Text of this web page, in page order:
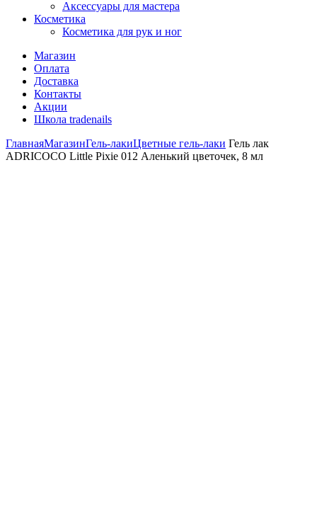
Аксессуары для мастера
Косметика
Косметика для рук и ног
Магазин
Оплата
Доставка
Контакты
Акции
Школа tradenails
ГлавнаяМагазинГель-лакиЦветные гель-лаки Гель лак
ADRICOCO Little Pixie 012 Аленький цветочек, 8 мл